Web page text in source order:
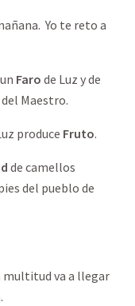
Yo te reto a
Faro de Luz y de
Maestro.
produce Fruto.
de camellos
del pueblo de
va a llegar